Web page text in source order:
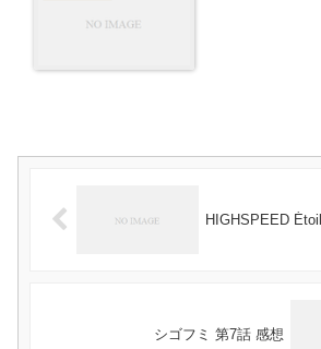
HIGHSPEED
シゴフミ 第7話 感想